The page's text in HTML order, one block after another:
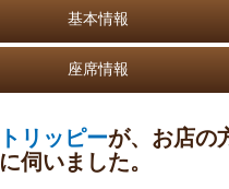
基本情報
座席情報
トリッピーが、お店の
に伺いました。